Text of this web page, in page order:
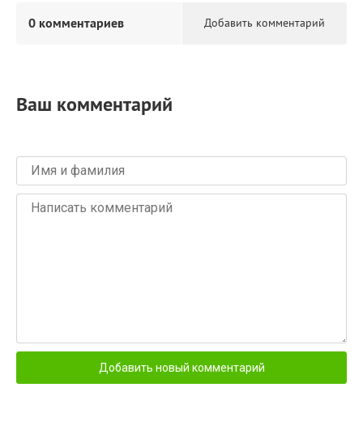
Добавить комментарий
0 комментариев
Ваш комментарий